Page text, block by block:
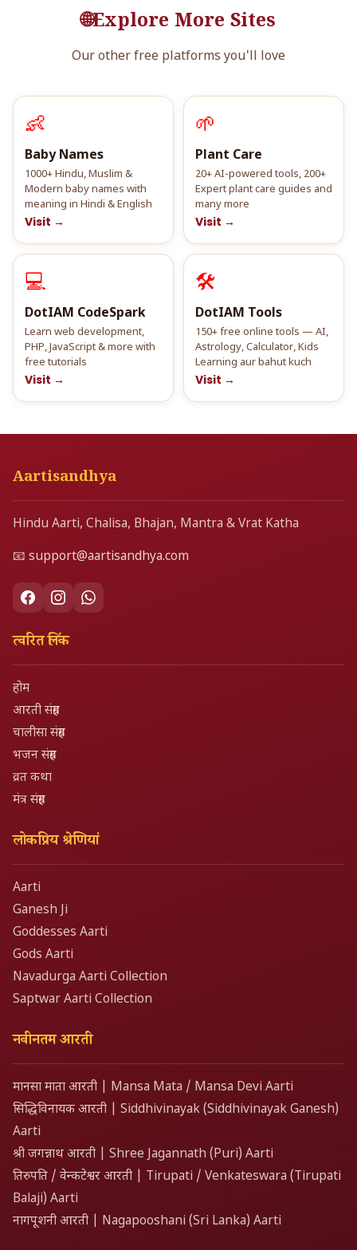
🌐Explore More Sites
Our other free platforms you'll love
👶
Baby Names
1000+ Hindu, Muslim &
Modern baby names with
meaning in Hindi & English
Visit →
🌱
Plant Care
20+ AI-powered tools, 200+
Expert plant care guides and
many more
Visit →
💻
DotIAM CodeSpark
Learn web development,
PHP, JavaScript & more with
free tutorials
Visit →
🛠️
DotIAM Tools
150+ free online tools — AI,
Astrology, Calculator, Kids
Learning aur bahut kuch
Visit →
Aartisandhya
Hindu Aarti, Chalisa, Bhajan, Mantra & Vrat Katha
📧 support@aartisandhya.com
त्वरित लिंक
होम
आरती संग्रह
चालीसा संग्रह
भजन संग्रह
व्रत कथा
मंत्र संग्रह
लोकप्रिय श्रेणियां
Aarti
Ganesh Ji
Goddesses Aarti
Gods Aarti
Navadurga Aarti Collection
Saptwar Aarti Collection
नवीनतम आरती
मानसा माता आरती | Mansa Mata / Mansa Devi Aarti
सिद्धिविनायक आरती | Siddhivinayak (Siddhivinayak Ganesh)
Aarti
श्री जगन्नाथ आरती | Shree Jagannath (Puri) Aarti
तिरुपति / वेन्कटेश्वर आरती | Tirupati / Venkateswara (Tirupati
Balaji) Aarti
नागपूशनी आरती | Nagapooshani (Sri Lanka) Aarti